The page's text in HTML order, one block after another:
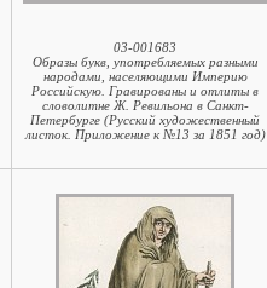
03-001683
Образы букв, употребляемых разными
народами, населяющими Империю
Российскую. Гравированы и отлиты в
словолитне Ж. Ревильона в Санкт-
Петербурге (Русский художественный
листок. Приложение к №13 за 1851 год)